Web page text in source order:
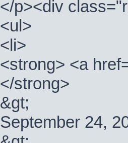
</p><div
<ul>
<li>
<strong> <a
</strong>
&gt;
September 24,